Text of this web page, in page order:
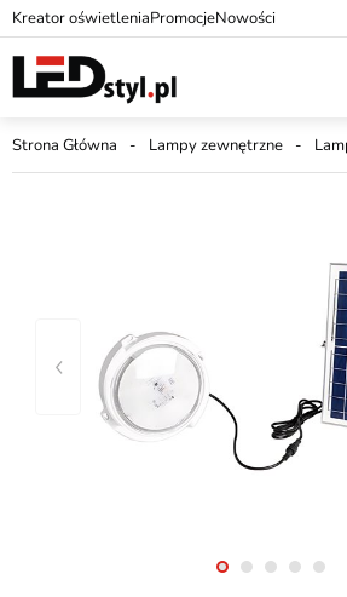
Kreator oświetleniaPromocjeNowości
Strona Główna Lampy zewnętrzne